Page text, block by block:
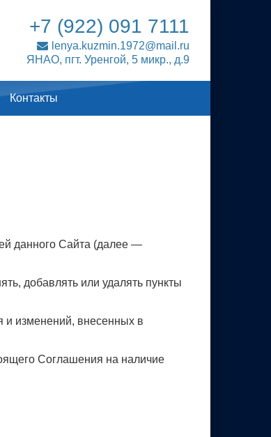
+7 (922) 091 7111
lenya.kuzmin.1972@mail.ru
ЯНАО, пгт. Уренгой, 5 микр., д.9
Контакты
данного Сайта (далее —
добавлять или удалять пункты
и изменений, внесенных в
Соглашения на наличие